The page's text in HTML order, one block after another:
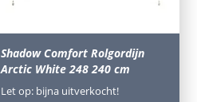
Shadow Comfort Rolgordijn
Arctic White 248 240 cm
Let op: bijna uitverkocht!